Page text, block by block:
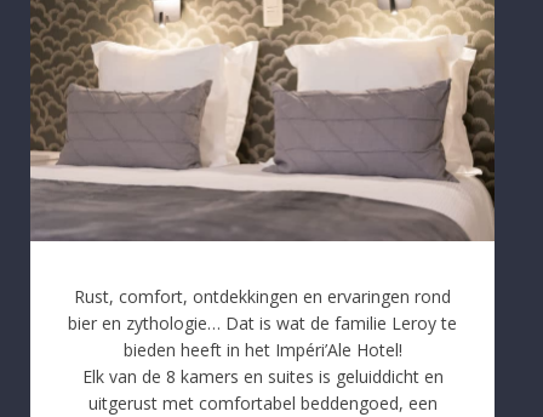
Rust, comfort, ontdekkingen en ervaringen rond
bier en zythologie… Dat is wat de familie Leroy te
bieden heeft in het Impéri’Ale Hotel!
Elk van de 8 kamers en suites is geluiddicht en
uitgerust met comfortabel beddengoed, een